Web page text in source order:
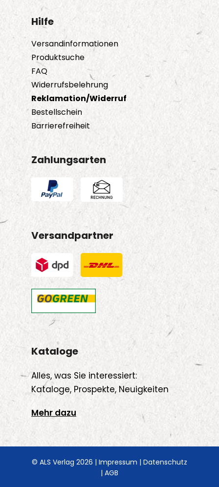
Hilfe
Versandinformationen
Produktsuche
FAQ
Widerrufsbelehrung
Reklamation/Widerruf
Bestellschein
Barrierefreiheit
Zahlungsarten
Versandpartner
Kataloge
Alles, was Sie interessiert:
Kataloge, Prospekte, Neuigkeiten
Mehr dazu
© ALS Verlag 2026 | Impressum | Datenschutz
| AGB